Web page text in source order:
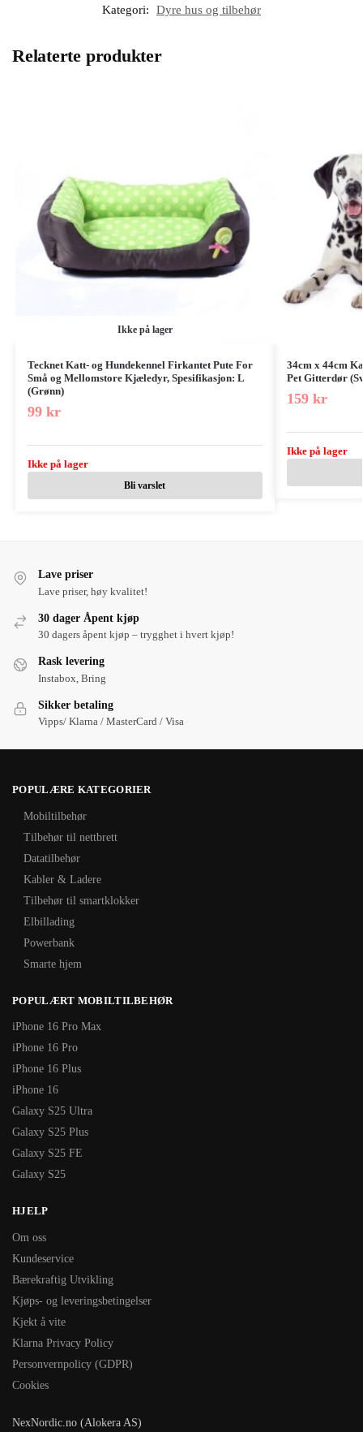
Kategori: Dyre hus og tilbehør
Relaterte produkter
Ikke på lager
Tecknet Katt- og Hundekennel Firkantet Pute For
Små og Mellomstore Kjæledyr, Spesifikasjon: L
(Grønn)
99 kr
Ikke på lager
Bli varslet
34cm x 44cm
Pet Gitterdør
159 kr
Ikke på lager
Lave priser
Lave priser, høy kvalitet!
30 dager Åpent kjøp
30 dagers åpent kjøp – trygghet i hvert kjøp!
Rask levering
Instabox, Bring
Sikker betaling
Vipps/ Klarna / MasterCard / Visa
POPULÆRE KATEGORIER
Mobiltilbehør
Tilbehør til nettbrett
Datatilbehør
Kabler & Ladere
Tilbehør til smartklokker
Elbillading
Powerbank
Smarte hjem
POPULÆRT MOBILTILBEHØR
iPhone 16 Pro Max
iPhone 16 Pro
iPhone 16 Plus
iPhone 16
Galaxy S25 Ultra
Galaxy S25 Plus
Galaxy S25 FE
Galaxy S25
HJELP
Om oss
Kundeservice
Bærekraftig Utvikling
Kjøps- og leveringsbetingelser
Kjekt å vite
Klarna Privacy Policy
Personvernpolicy (GDPR)
Cookies
NexNordic.no (Alokera AS)